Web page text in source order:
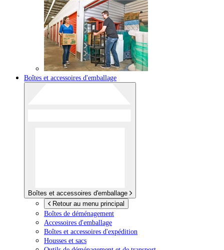
Boîtes et accessoires d'emballage
Boîtes et accessoires d'emballage
Retour au menu principal
Boîtes de déménagement
Accessoires d'emballage
Boîtes et accessoires d'expédition
Housses et sacs